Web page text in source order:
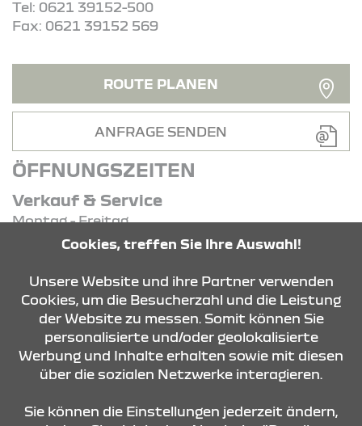
Tel: 0621 39152-500
Fax: 0621 39152 569
ROUTE PLANEN
ANFRAGE SENDEN
ÖFFNUNGSZEITEN
Verkauf & Service
Montag - Freitag
07:30 Uhr - 18:00 Uhr
09:00 Uhr - 14:00 Uhr
KONTAKT & ANFAHRT
Cookies, treffen Sie Ihre Auswahl!
Unsere Website und ihre Partner verwenden
Cookies, um die Besucherzahl und die Leistung
der Website zu messen. Somit können Sie
personalisierte und/oder geolokalisierte
Werbung und Inhalte erhalten sowie mit diesen
über die sozialen Netzwerke interagieren.
Sie können die Einstellungen jederzeit ändern,